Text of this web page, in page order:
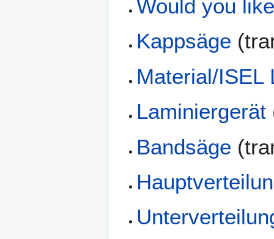
Would you
Kappsäge
Material/ISEL
Laminiergerät
Bandsäge